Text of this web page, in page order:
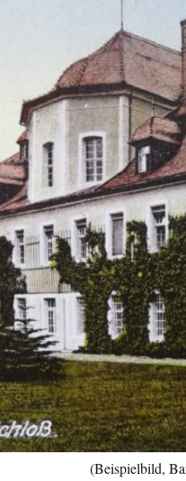
(Beispielbild,